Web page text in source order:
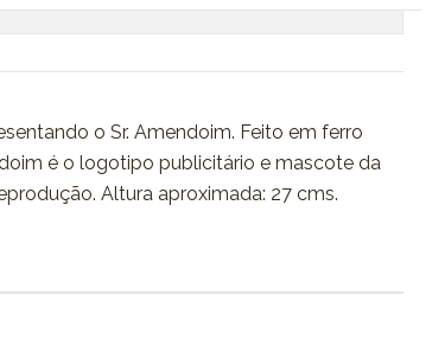
o Sr. Amendoim. Feito em ferro
é o logotipo publicitário e mascote da
Altura aproximada: 27 cms.